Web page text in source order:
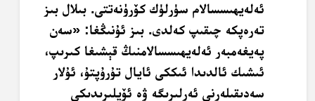
ئەلەيھىسسالام سۈرلۈك كۆرۈنەتتى. بىلال بىز
تەرەپكە چىقىپ كەلدى. بىز ئۇنىڭغا: «سەن
پەيغەمبەر ئەلەيھىسسالامنىڭ قېشىغا كىرىپ،
ئىشىك ئالدىدا ئىككى ئايال تۇرۇپتۇ، ئۇلار
سەدىقىلەرنى ئەرلىرىگە ۋە ئۆيلىرىدىكى